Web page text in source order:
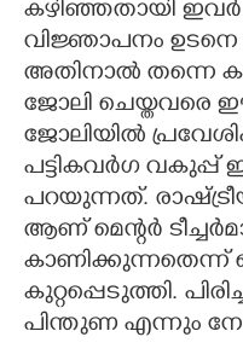
കഴിഞ്ഞതായി
വിജ്ഞാപനം
അതിനാൽ തന്നെ
ജോലി ചെയ്തവരെ
ജോലിയിൽ
പട്ടികവർഗ വകുപ്പ്
പറയുന്നത്.
ആണ് മെന്റർ
കാണിക്കുന്നതെന്ന്
കുറ്റപ്പെടുത്തി.
പിന്തുണ എന്നും